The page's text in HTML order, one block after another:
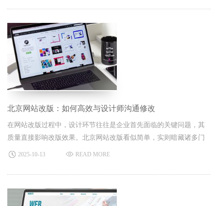
北京网站改版：如何高效与设计师沟通修改
在网站改版过程中，设计环节往往是企业首先面临的关键问题，其
质量直接影响改版效果。北京网站改版看似简单，实则暗藏诸多门
道 —— 不少企业在与设计师对接时，常会遇到设计师不耐烦、双方
2025-10-13 READ MORE